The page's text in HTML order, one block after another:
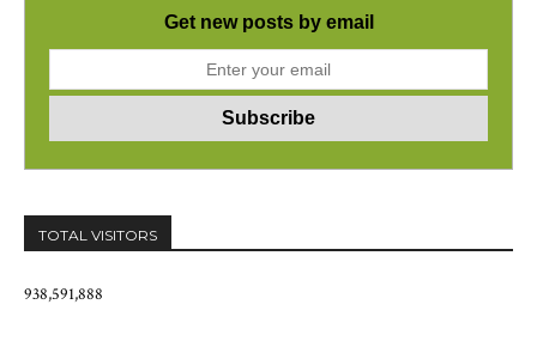
Get new posts by email
TOTAL VISITORS
938,591,888